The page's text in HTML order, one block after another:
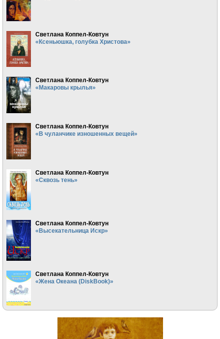
Светлана Коппел-Ковтун
«Ксеньюшка, голубка Христова»
Светлана Коппел-Ковтун
«Макаровы крылья»
Светлана Коппел-Ковтун
«В чуланчике изношенных вещей»
Светлана Коппел-Ковтун
«Сквозь тень»
Светлана Коппел-Ковтун
«Высекательница Искр»
Светлана Коппел-Ковтун
«Жена Океана (DiskBook)»